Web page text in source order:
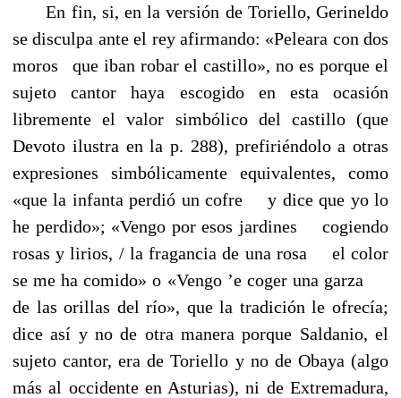
En fin, si, en la versión de Toriello, Gerineldo
se disculpa ante el rey afirmando: «Peleara con dos
moros
que iban robar el castillo», no es porque el
sujeto cantor haya escogido en esta ocasión
libremente el valor simbólico del castillo (que
Devoto ilustra en la p. 288), prefiriéndolo a otras
expresiones simbólicamente equivalentes, como
«que la infanta perdió un cofre ----y dice que yo lo
he perdido»; «Vengo por esos jardines
cogiendo
rosas y lirios, / la fragancia de una rosa
el color
se me ha comido» o «Vengo ’e coger una garza
de las orillas del río», que la tradición le ofrecía;
dice así y no de otra manera porque Saldanio, el
sujeto cantor, era de Toriello y no de Obaya (algo
más al occidente en Asturias), ni de Extremadura,